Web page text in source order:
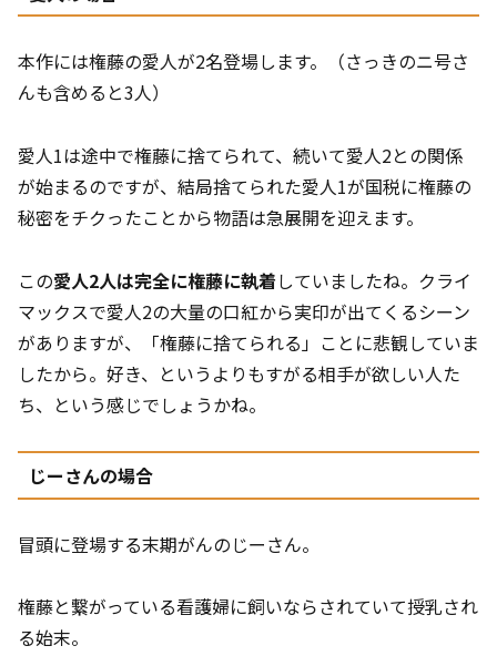
本作には権藤の愛人が2名登場します。（さっきのニ号さ
んも含めると3人）
愛人1は途中で権藤に捨てられて、続いて愛人2との関係
が始まるのですが、結局捨てられた愛人1が国税に権藤の
秘密をチクったことから物語は急展開を迎えます。
この愛人2人は完全に権藤に執着していましたね。クライ
マックスで愛人2の大量の口紅から実印が出てくるシーン
がありますが、「権藤に捨てられる」ことに悲観していま
したから。好き、というよりもすがる相手が欲しい人た
ち、という感じでしょうかね。
じーさんの場合
冒頭に登場する末期がんのじーさん。
権藤と繋がっている看護婦に飼いならされていて授乳され
る始末。